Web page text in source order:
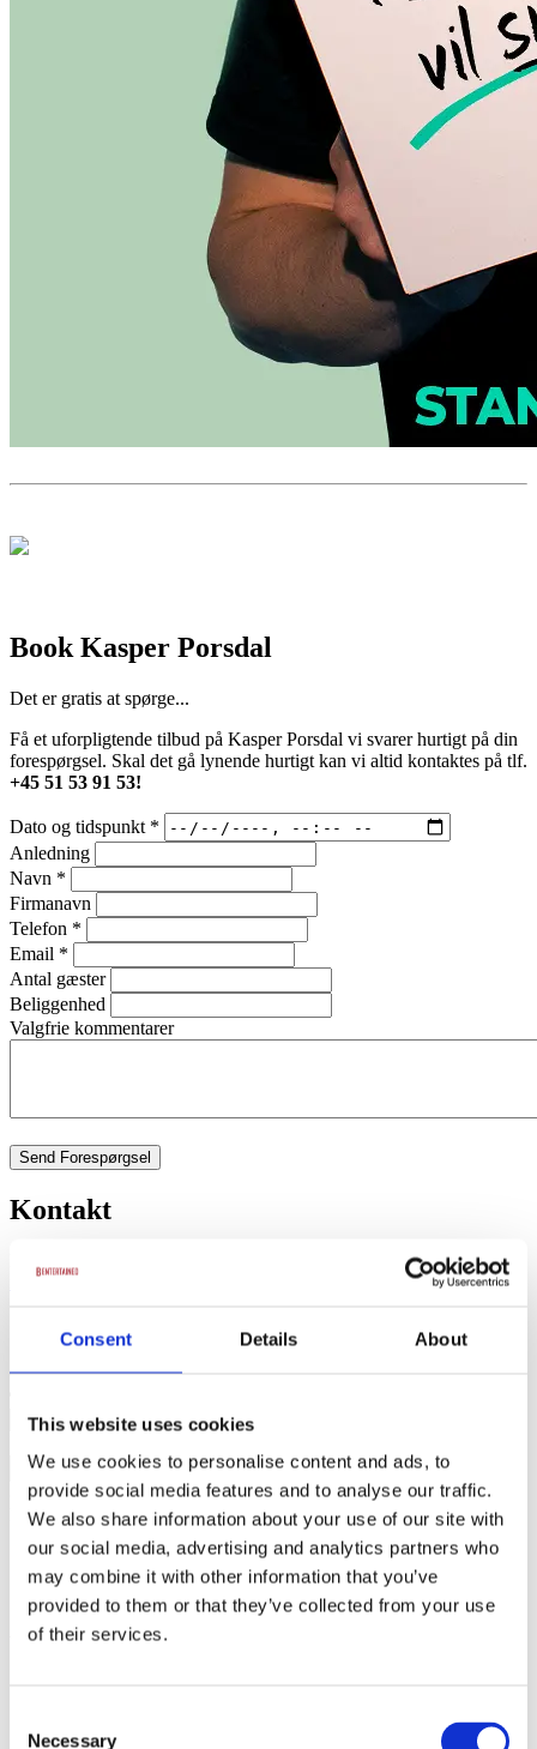
Consent Details About
This website uses cookies
We use cookies to personalise content and ads, to
provide social media features and to analyse our traffic.
We also share information about your use of our site with
our social media, advertising and analytics partners who
may combine it with other information that you’ve
provided to them or that they’ve collected from your use
of their services.
Necessary
Book Kasper Porsdal
Det er gratis at spørge...
Få et uforpligtende tilbud på Kasper Porsdal vi svarer hurtigt på din
forespørgsel. Skal det gå lynende hurtigt kan vi altid kontaktes på tlf.
+45 51 53 91 53!
Dato og tidspunkt *
Anledning
Navn *
Firmanavn
Telefon *
Email *
Antal gæster
Beliggenhed
Valgfrie kommentarer
Send Forespørgsel
Kontakt
eller på e-mail:
info@bentertained.dk
Send en forespørgsel
Gæster
88% svarer samme dag, og vi garanterer svar indenfor 24 timer på
hverdage
Færdiggør forespørgsel →
Anbefalede artister